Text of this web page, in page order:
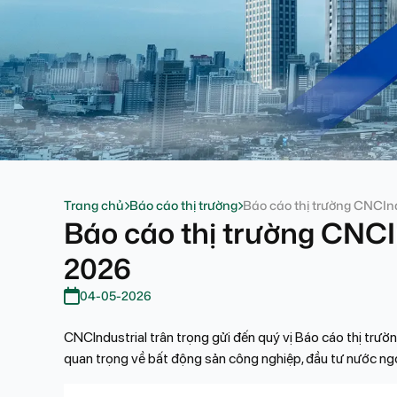
Trang chủ Báo cáo thị trường Báo cáo thị trường
Báo cáo thị trường
2026
04-05-2026
CNCIndustrial trân trọng gửi đến quý vị Báo cáo thị
quan trọng về bất động sản công nghiệp, đầu tư nước